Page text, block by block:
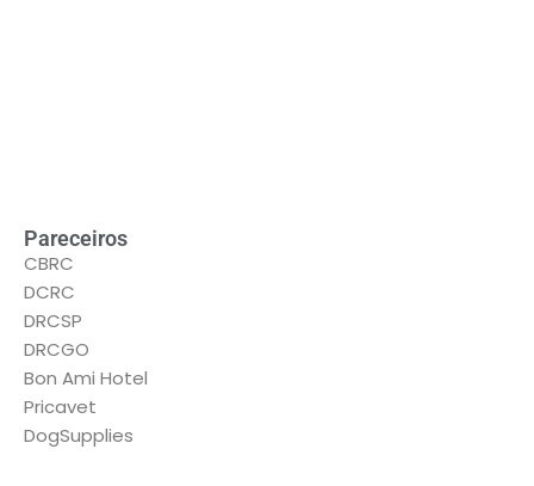
Pareceiros
CBRC
DCRC
DRCSP
DRCGO
Bon Ami Hotel
Pricavet
DogSupplies